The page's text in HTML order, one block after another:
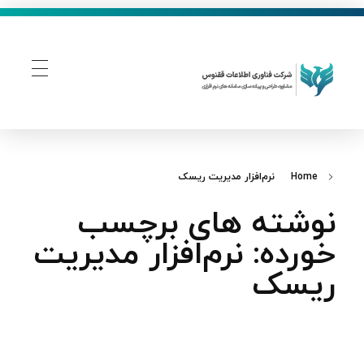
Home نرم‌افزار مدیریت ریسک
نوشته های برچسب
خورده: نرم‌افزار مدیریت
ریسک